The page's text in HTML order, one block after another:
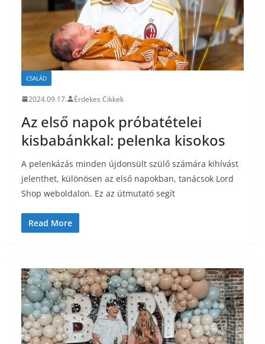
CSALÁD
2024.09.17. Érdekes Cikkek
Az első napok próbatételei
kisbabánkkal: pelenka kisokos
A pelenkázás minden újdonsült szülő számára kihívást
jelenthet, különösen az első napokban, tanácsok Lord
Shop weboldalon. Ez az útmutató segít
Read More